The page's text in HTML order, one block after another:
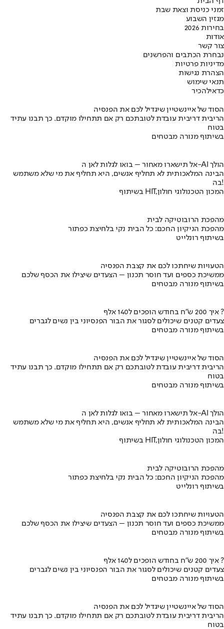
זמני כניסת וצאת שבת
מגזין השבוע
בחירות 2026
אודות
צור קשר
נבחרת הכתבים והפרשנים
מדיניות פרטיות
הצהרת נגישות
תנאי שימוש
כדאילהכיר
הסוד של איינשטיין שיגדיל לכם את הפנסיה
הריבית דריבית עובדת לטובתכם רק אם תתחילו מוקדם. כך תבנו עתיד
בטוח
בשיתוף מנורה מבטחים
אל תישארו מאחור – בואו לגלות לאן ה-AI הולך
הבינה המלאכותית לא תחליף אנשים, היא תחליף את מי שלא משתמש
בה!
בשיתוף HIT,המכון הטכנולוגי חולון
מהפכת הרובוטיקה לבית
מהפכת הניקיון החכם: כל הבית נקי בלחיצת כפתור
בשיתוף רונלייט
הטעויות שיחתכו לכם את קצבת הפנסיה
ממשיכת כספים ועד חוסר תכנון – הצעדים שיצילו את הכסף שלכם
בשיתוף מנורה מבטחים
איך 200 ש"ח בחודש הופכים ל140 אלף ?
צעדים קטנים שיכולים לסגור את הבור הפנסיוני בין נשים לגברים
בשיתוף מנורה מבטחים
הסוד של איינשטיין שיגדיל לכם את הפנסיה
הריבית דריבית עובדת לטובתכם רק אם תתחילו מוקדם. כך תבנו עתיד
בטוח
בשיתוף מנורה מבטחים
אל תישארו מאחור – בואו לגלות לאן ה-AI הולך
הבינה המלאכותית לא תחליף אנשים, היא תחליף את מי שלא משתמש
בה!
בשיתוף HIT,המכון הטכנולוגי חולון
מהפכת הרובוטיקה לבית
מהפכת הניקיון החכם: כל הבית נקי בלחיצת כפתור
בשיתוף רונלייט
הטעויות שיחתכו לכם את קצבת הפנסיה
ממשיכת כספים ועד חוסר תכנון – הצעדים שיצילו את הכסף שלכם
בשיתוף מנורה מבטחים
איך 200 ש"ח בחודש הופכים ל140 אלף ?
צעדים קטנים שיכולים לסגור את הבור הפנסיוני בין נשים לגברים
בשיתוף מנורה מבטחים
הסוד של איינשטיין שיגדיל לכם את הפנסיה
הריבית דריבית עובדת לטובתכם רק אם תתחילו מוקדם. כך תבנו עתיד
בטוח